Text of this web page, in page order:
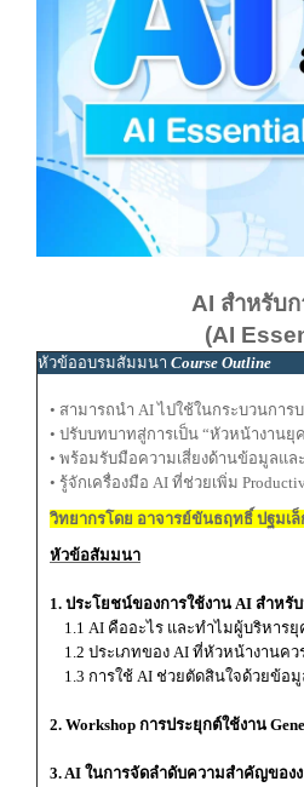
AI สำหรับ
(AI
หัวข้ออบรมสัมมนา Course Outline
• สามารถนำ AI ไปใช้ในกระบวนกา
• ปรับบทบาทสู่การเป็น “หัวหน้างาน
• พร้อมรับมือความเสี่ยงด้านข้อมูลแล
• รู้จักเครื่องมือ AI ที่ช่วยเพิ่ม
วิทยากรโดย อาจารย์ขันธฤทธิ์ ปฐมเล็
หัวข้อสัมมนา
1. ประโยชน์ของการใช้งาน AI สำหรั
1.1 AI คืออะไร และทำไมผู้บริหารยุ
1.2 ประเภทของ AI ที่หัวหน้างานควร
1.3 การใช้ AI ช่วยตัดสินใจด้วยข้อมู
2. Workshop การประยุกต์ใช้งาน
3. AI ในการจัดลำดับความสำคัญของ